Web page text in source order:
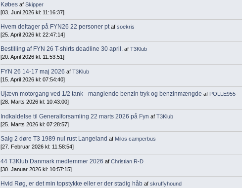
Købes afSkipper
[03. Juni 2026 kl: 11:16:37]
Hvem deltager på FYN26 22 personer pt afsoekris
[25. April 2026 kl: 22:47:14]
Bestilling af FYN 26 T-shirts deadline 30 april. afT3Klub
[20. April 2026 kl: 11:53:51]
FYN 26 14-17 maj 2026 afT3Klub
[15. April 2026 kl: 07:54:40]
Ujævn motorgang ved 1/2 tank - manglende benzin tryk og benzinmængde af POLLE955
[28. Marts 2026 kl: 10:43:00]
Indkaldelse til Generalforsamling 22 marts 2026 på Fyn afT3Klub
[25. Marts 2026 kl: 07:28:57]
Salg 2 døre T3 1989 nul rust Langelandaf Milos camperbus
[27. Februar 2026 kl: 11:58:54]
44 T3Klub Danmark medlemmer 2026 afChristian R-D
[30. Januar 2026 kl: 10:57:15]
Hvid Røg, er det min topstykke eller er der stadig håb afskruffyhound